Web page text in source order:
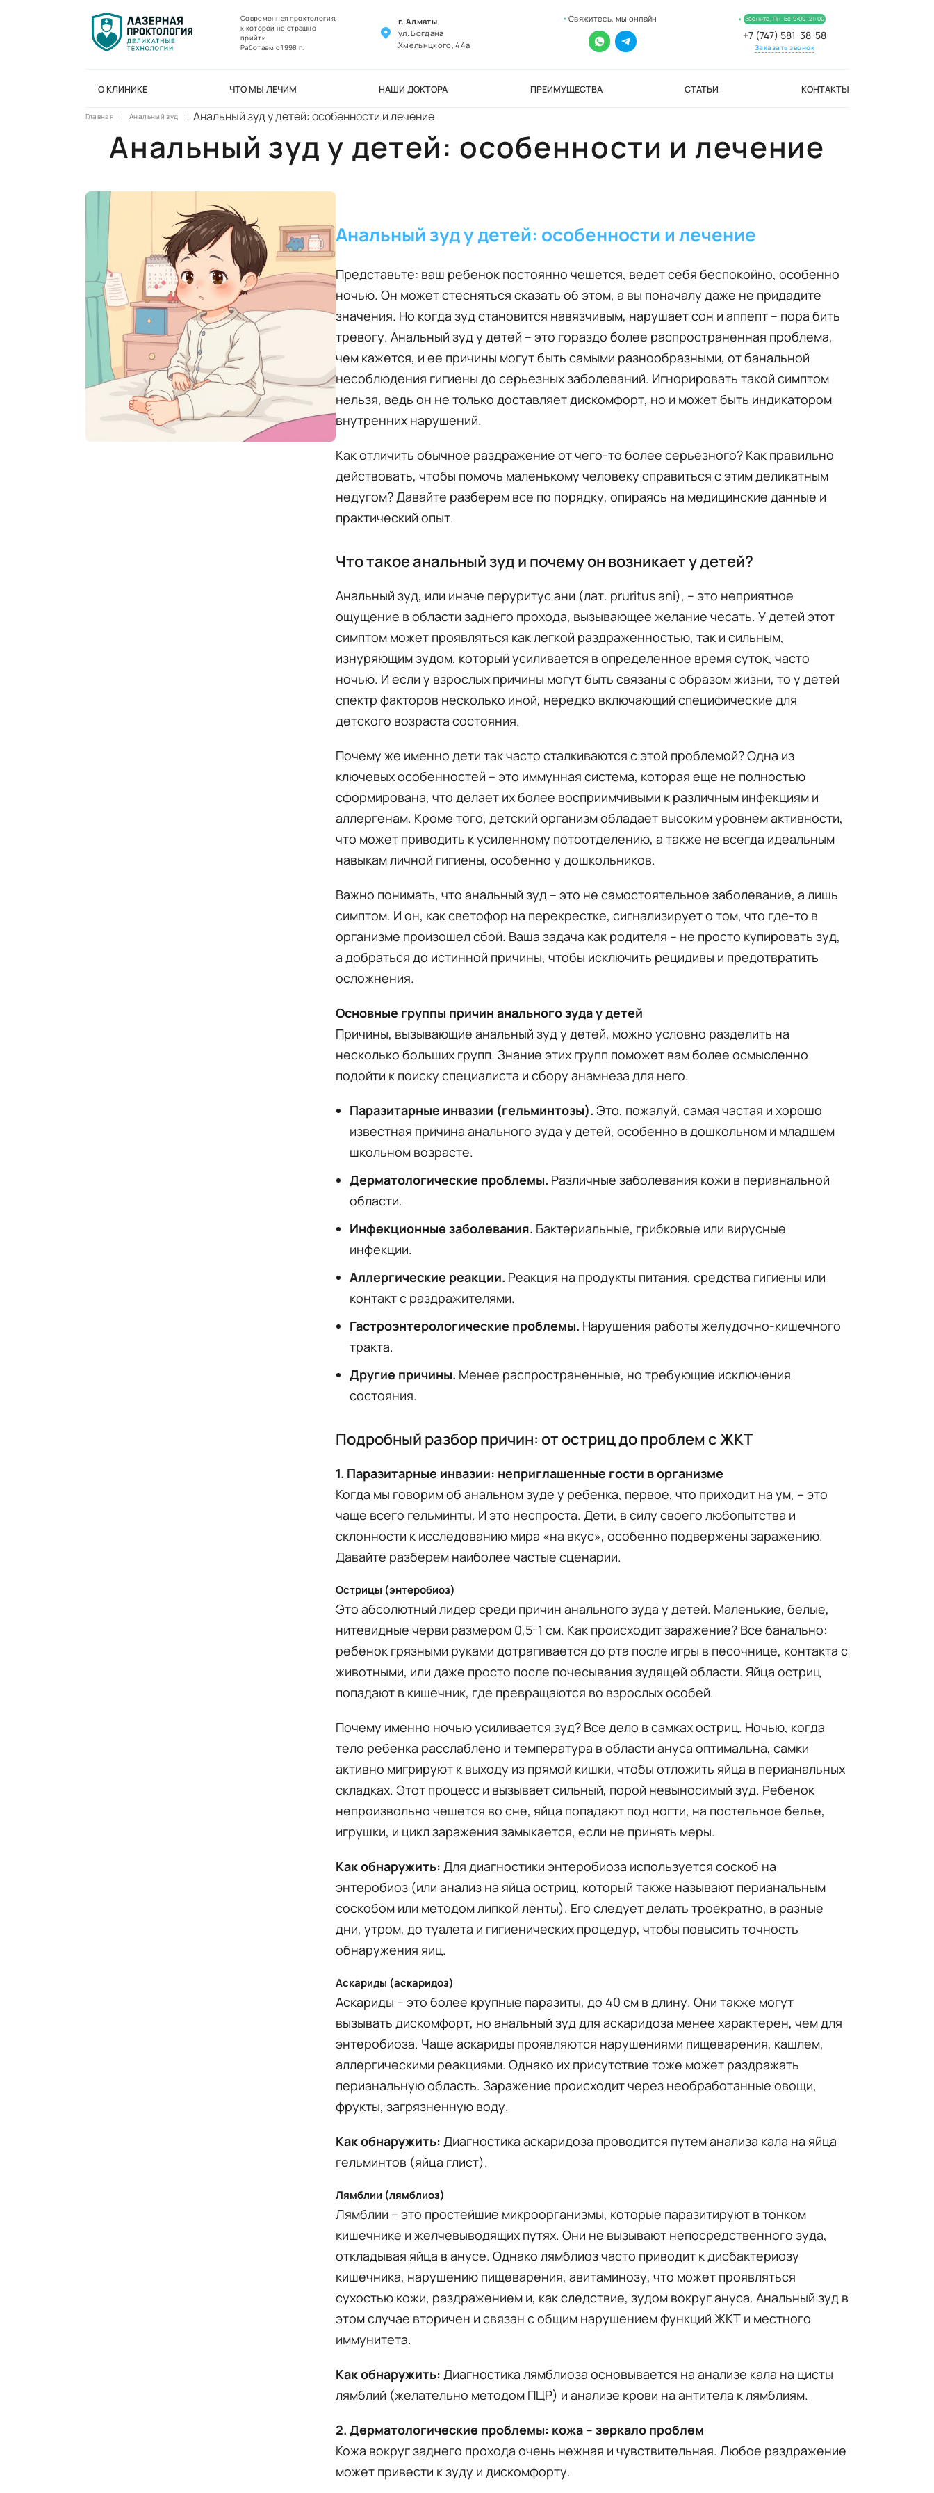
Современная проктология,
к которой не страшно
прийти
Работаем с 1998 г.
г. Алматы
ул. Богдана
Хмельнцкого, 44а
Свяжитесь, мы онлайн Звоните, Пн-Вс 9:00-21:00
+7 (747) 581-38-58
Заказать звонок
О КЛИНИКЕ ЧТО МЫ ЛЕЧИМ НАШИ ДОКТОРА ПРЕИМУЩЕСТВА СТАТЬИ КОНТАКТЫ
Главная Анальный зуд Анальный зуд у детей: особенности и лечение
Анальный зуд у детей: особенности и лечение
Анальный зуд у детей: особенности и лечение
Представьте: ваш ребенок постоянно чешется, ведет себя беспокойно, особенно
ночью. Он может стесняться сказать об этом, а вы поначалу даже не придадите
значения. Но когда зуд становится навязчивым, нарушает сон и аппепт – пора бить
тревогу. Анальный зуд у детей – это гораздо более распространенная проблема,
чем кажется, и ее причины могут быть самыми разнообразными, от банальной
несоблюдения гигиены до серьезных заболеваний. Игнорировать такой симптом
нельзя, ведь он не только доставляет дискомфорт, но и может быть индикатором
внутренних нарушений.
Как отличить обычное раздражение от чего-то более серьезного? Как правильно
действовать, чтобы помочь маленькому человеку справиться с этим деликатным
недугом? Давайте разберем все по порядку, опираясь на медицинские данные и
практический опыт.
Что такое анальный зуд и почему он возникает у детей?
Анальный зуд, или иначе перуритус ани (лат. pruritus ani), – это неприятное
ощущение в области заднего прохода, вызывающее желание чесать. У детей этот
симптом может проявляться как легкой раздраженностью, так и сильным,
изнуряющим зудом, который усиливается в определенное время суток, часто
ночью. И если у взрослых причины могут быть связаны с образом жизни, то у детей
спектр факторов несколько иной, нередко включающий специфические для
детского возраста состояния.
Почему же именно дети так часто сталкиваются с этой проблемой? Одна из
ключевых особенностей – это иммунная система, которая еще не полностью
сформирована, что делает их более восприимчивыми к различным инфекциям и
аллергенам. Кроме того, детский организм обладает высоким уровнем активности,
что может приводить к усиленному потоотделению, а также не всегда идеальным
навыкам личной гигиены, особенно у дошкольников.
Важно понимать, что анальный зуд – это не самостоятельное заболевание, а лишь
симптом. И он, как светофор на перекрестке, сигнализирует о том, что где-то в
организме произошел сбой. Ваша задача как родителя – не просто купировать зуд,
а добраться до истинной причины, чтобы исключить рецидивы и предотвратить
осложнения.
Основные группы причин анального зуда у детей
Причины, вызывающие анальный зуд у детей, можно условно разделить на
несколько больших групп. Знание этих групп поможет вам более осмысленно
подойти к поиску специалиста и сбору анамнеза для него.
Паразитарные инвазии (гельминтозы). Это, пожалуй, самая частая и хорошо
известная причина анального зуда у детей, особенно в дошкольном и младшем
школьном возрасте.
Дерматологические проблемы. Различные заболевания кожи в перианальной
области.
Инфекционные заболевания. Бактериальные, грибковые или вирусные
инфекции.
Аллергические реакции. Реакция на продукты питания, средства гигиены или
контакт с раздражителями.
Гастроэнтерологические проблемы. Нарушения работы желудочно-кишечного
тракта.
Другие причины. Менее распространенные, но требующие исключения
состояния.
Подробный разбор причин: от остриц до проблем с ЖКТ
1. Паразитарные инвазии: неприглашенные гости в организме
Когда мы говорим об анальном зуде у ребенка, первое, что приходит на ум, – это
чаще всего гельминты. И это неспроста. Дети, в силу своего любопытства и
склонности к исследованию мира «на вкус», особенно подвержены заражению.
Давайте разберем наиболее частые сценарии.
Острицы (энтеробиоз)
Это абсолютный лидер среди причин анального зуда у детей. Маленькие, белые,
нитевидные черви размером 0,5-1 см. Как происходит заражение? Все банально:
ребенок грязными руками дотрагивается до рта после игры в песочнице, контакта с
животными, или даже просто после почесывания зудящей области. Яйца остриц
попадают в кишечник, где превращаются во взрослых особей.
Почему именно ночью усиливается зуд? Все дело в самках остриц. Ночью, когда
тело ребенка расслаблено и температура в области ануса оптимальна, самки
активно мигрируют к выходу из прямой кишки, чтобы отложить яйца в перианальных
складках. Этот процесс и вызывает сильный, порой невыносимый зуд. Ребенок
непроизвольно чешется во сне, яйца попадают под ногти, на постельное белье,
игрушки, и цикл заражения замыкается, если не принять меры.
Как обнаружить: Для диагностики энтеробиоза используется соскоб на
энтеробиоз (или анализ на яйца остриц, который также называют перианальным
соскобом или методом липкой ленты). Его следует делать троекратно, в разные
дни, утром, до туалета и гигиенических процедур, чтобы повысить точность
обнаружения яиц.
Аскариды (аскаридоз)
Аскариды – это более крупные паразиты, до 40 см в длину. Они также могут
вызывать дискомфорт, но анальный зуд для аскаридоза менее характерен, чем для
энтеробиоза. Чаще аскариды проявляются нарушениями пищеварения, кашлем,
аллергическими реакциями. Однако их присутствие тоже может раздражать
перианальную область. Заражение происходит через необработанные овощи,
фрукты, загрязненную воду.
Как обнаружить: Диагностика аскаридоза проводится путем анализа кала на яйца
гельминтов (яйца глист).
Лямблии (лямблиоз)
Лямблии – это простейшие микроорганизмы, которые паразитируют в тонком
кишечнике и желчевыводящих путях. Они не вызывают непосредственного зуда,
откладывая яйца в анусе. Однако лямблиоз часто приводит к дисбактериозу
кишечника, нарушению пищеварения, авитаминозу, что может проявляться
сухостью кожи, раздражением и, как следствие, зудом вокруг ануса. Анальный зуд в
этом случае вторичен и связан с общим нарушением функций ЖКТ и местного
иммунитета.
Как обнаружить: Диагностика лямблиоза основывается на анализе кала на цисты
лямблий (желательно методом ПЦР) и анализе крови на антитела к лямблиям.
2. Дерматологические проблемы: кожа – зеркало проблем
Кожа вокруг заднего прохода очень нежная и чувствительная. Любое раздражение
может привести к зуду и дискомфорту.